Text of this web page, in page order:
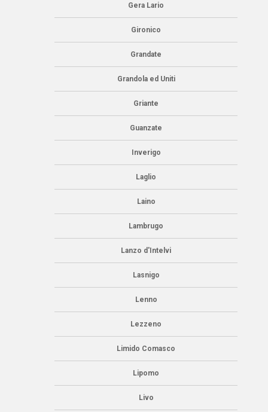
Gera Lario
Gironico
Grandate
Grandola ed Uniti
Griante
Guanzate
Inverigo
Laglio
Laino
Lambrugo
Lanzo d'Intelvi
Lasnigo
Lenno
Lezzeno
Limido Comasco
Lipomo
Livo